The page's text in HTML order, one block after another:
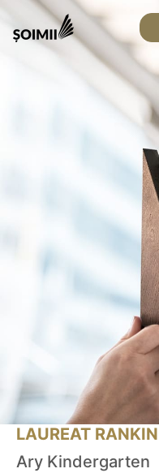
LAUREAT
Ary Kindergarten